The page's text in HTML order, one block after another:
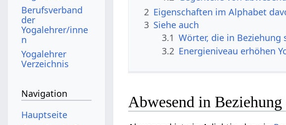
2 Eigenschaften im Alphabet
3 Siehe auch
3.1 Wörter, die in
3.2 Energieniveau erhöhen
Abwesend in
Berufsverband
der
Yogalehrer/inne
n
Yogalehrer
Verzeichnis
Navigation
Hauptseite